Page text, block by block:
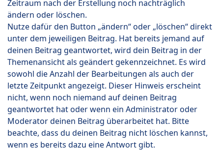
Zeitraum nach der Erstellung noch nachträglich
ändern oder löschen.
Nutze dafür den Button „ändern“ oder „löschen“ direkt
unter dem jeweiligen Beitrag. Hat bereits jemand auf
deinen Beitrag geantwortet, wird dein Beitrag in der
Themenansicht als geändert gekennzeichnet. Es wird
sowohl die Anzahl der Bearbeitungen als auch der
letzte Zeitpunkt angezeigt. Dieser Hinweis erscheint
nicht, wenn noch niemand auf deinen Beitrag
geantwortet hat oder wenn ein Administrator oder
Moderator deinen Beitrag überarbeitet hat. Bitte
beachte, dass du deinen Beitrag nicht löschen kannst,
wenn es bereits dazu eine Antwort gibt.